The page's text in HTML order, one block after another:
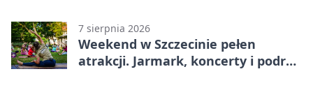
7 sierpnia 2026
Weekend w Szczecinie pełen
atrakcji. Jarmark, koncerty i podróż